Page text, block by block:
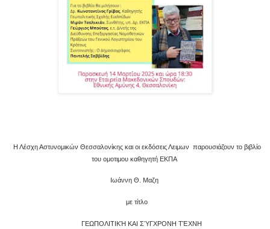
Η Λέσχη Αστυνομικών Θεσσαλονίκης και οι εκδόσεις Λειμων παρουσιάζουν το βιβλίο
του ομοτιμου καθηγητή ΕΚΠΑ
Ιωάννη Θ. Μαζη
με τίτλο
ΓΕΩΠΟΛΙΤΙΚΉ ΚΑΙ ΣΎΓΧΡΟΝΗ ΤΈΧΝΗ